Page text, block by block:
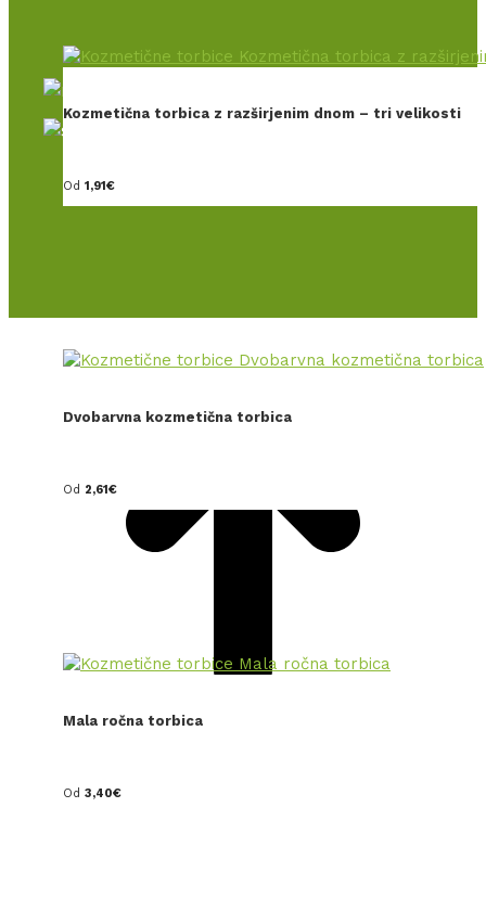
Kozmetična torbica z razširjenim dnom – tri velikosti
Od 1,91 €
Dvobarvna kozmetična torbica
Od 2,61 €
Mala ročna torbica
Od 3,40€